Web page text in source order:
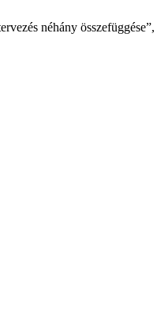
néhány összefüggése”,